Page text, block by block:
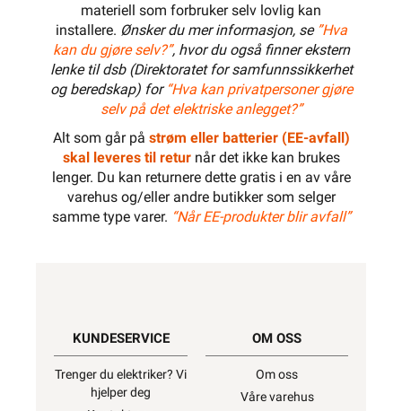
materiell som forbruker selv lovlig kan
installere. Ønsker du mer informasjon, se ”Hva
kan du gjøre selv?”, hvor du også finner ekstern
lenke til dsb (Direktoratet for samfunnssikkerhet
og beredskap) for “Hva kan privatpersoner gjøre
selv på det elektriske anlegget?”
Alt som går på strøm eller batterier (EE-avfall)
skal leveres til returnår det ikke kan brukes
lenger. Du kan returnere dette gratis i en av våre
varehus og/eller andre butikker som selger
samme type varer. “Når EE-produkter blir avfall”
KUNDESERVICE
Trenger du elektriker? Vi
hjelper deg
OM OSS
Om oss
Våre varehus